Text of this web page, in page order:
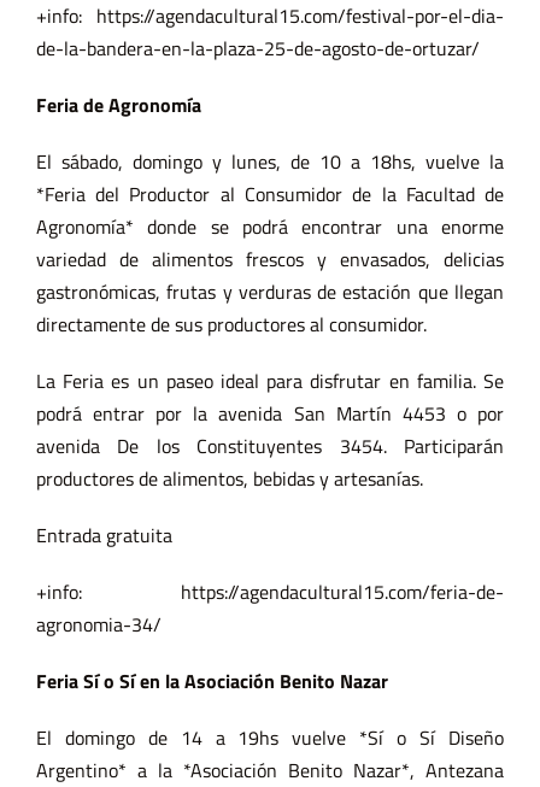
+info: https://agendacultural15.com/festival-por-el-dia-
de-la-bandera-en-la-plaza-25-de-agosto-de-ortuzar/
Feria de Agronomía
El sábado, domingo y lunes, de 10 a 18hs, vuelve la
*Feria del Productor al Consumidor de la Facultad de
Agronomía* donde se podrá encontrar una enorme
variedad de alimentos frescos y envasados, delicias
gastronómicas, frutas y verduras de estación que llegan
directamente de sus productores al consumidor.
La Feria es un paseo ideal para disfrutar en familia. Se
podrá entrar por la avenida San Martín 4453 o por
avenida De los Constituyentes 3454. Participarán
productores de alimentos, bebidas y artesanías.
Entrada gratuita
+info: https://agendacultural15.com/feria-de-
agronomia-34/
Feria Sí o Sí en la Asociación Benito Nazar
El domingo de 14 a 19hs vuelve *Sí o Sí Diseño
Argentino* a la *Asociación Benito Nazar*, Antezana